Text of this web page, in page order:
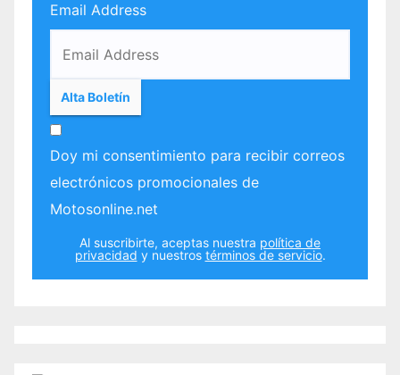
Email Address
Doy mi consentimiento para recibir correos
electrónicos promocionales de
Motosonline.net
Al suscribirte, aceptas nuestra política de
privacidad y nuestros términos de servicio.